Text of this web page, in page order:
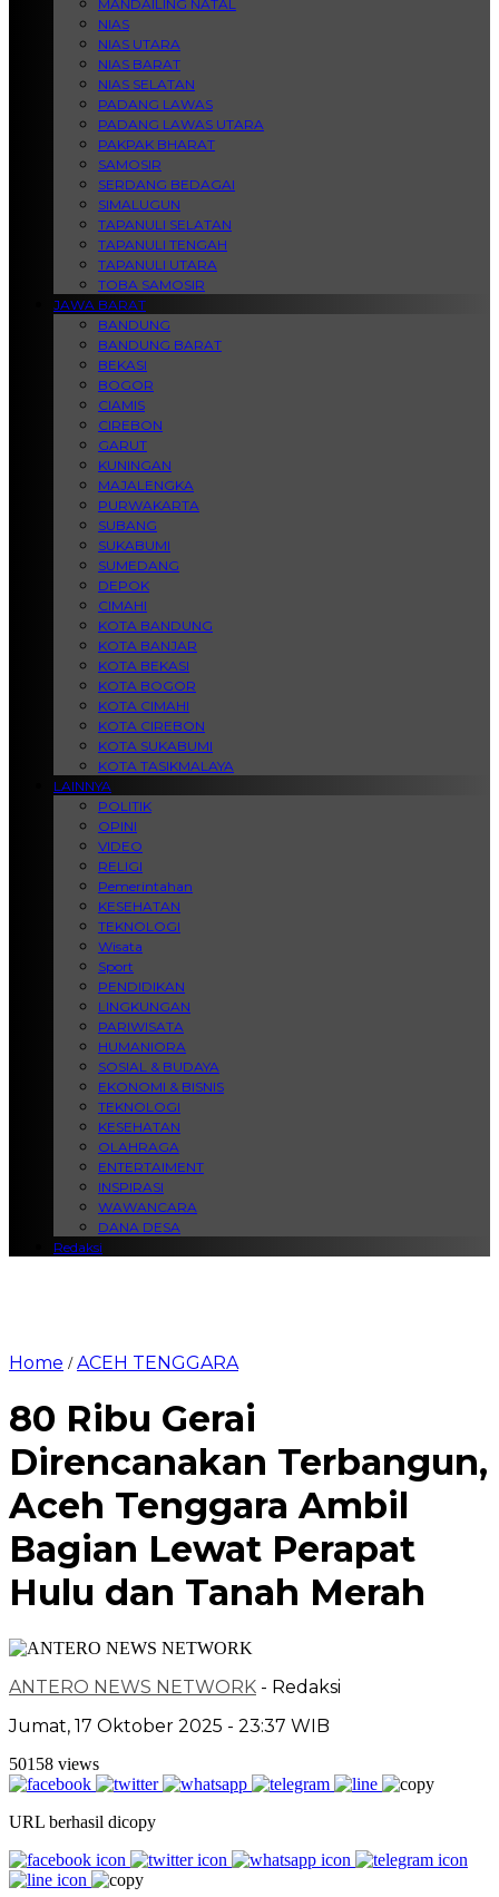
MANDAILING NATAL
NIAS
NIAS UTARA
NIAS BARAT
NIAS SELATAN
PADANG LAWAS
PADANG LAWAS UTARA
PAKPAK BHARAT
SAMOSIR
SERDANG BEDAGAI
SIMALUGUN
TAPANULI SELATAN
TAPANULI TENGAH
TAPANULI UTARA
TOBA SAMOSIR
JAWA BARAT
BANDUNG
BANDUNG BARAT
BEKASI
BOGOR
CIAMIS
CIREBON
GARUT
KUNINGAN
MAJALENGKA
PURWAKARTA
SUBANG
SUKABUMI
SUMEDANG
DEPOK
CIMAHI
KOTA BANDUNG
KOTA BANJAR
KOTA BEKASI
KOTA BOGOR
KOTA CIMAHI
KOTA CIREBON
KOTA SUKABUMI
KOTA TASIKMALAYA
LAINNYA
POLITIK
OPINI
VIDEO
RELIGI
Pemerintahan
KESEHATAN
TEKNOLOGI
Wisata
Sport
PENDIDIKAN
LINGKUNGAN
PARIWISATA
HUMANIORA
SOSIAL & BUDAYA
EKONOMI & BISNIS
TEKNOLOGI
KESEHATAN
OLAHRAGA
ENTERTAIMENT
INSPIRASI
WAWANCARA
DANA DESA
Redaksi
Home /ACEH TENGGARA
80 Ribu Gerai
Direncanakan Terbangun,
Aceh Tenggara Ambil
Bagian Lewat Perapat
Hulu dan Tanah Merah
ANTERO NEWS NETWORK - Redaksi
Jumat, 17 Oktober 2025 - 23:37 WIB
50158 views
URL berhasil dicopy